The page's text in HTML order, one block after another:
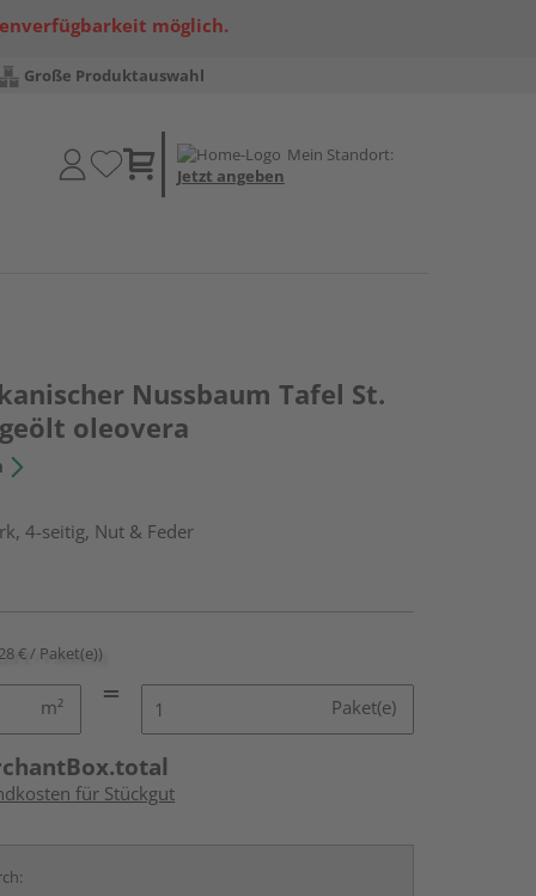
möglich.
Große Produktauswahl
Mein Standort:
Jetzt angeben
Nussbaum Tafel St.
oleovera
4-seitig, Nut & Feder
€ / Paket(e))
m² Paket(e)
für Stückgut